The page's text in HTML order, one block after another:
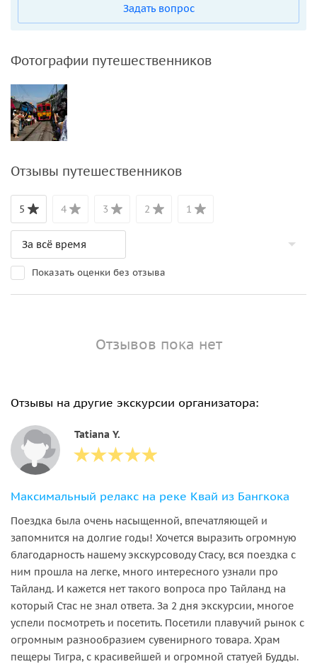
Задать вопрос
Фотографии путешественников
Отзывы путешественников
5 4 3 2 1
Показать оценки без отзыва
Отзывов пока нет
Отзывы на другие экскурсии организатора:
Tatiana Y.
Максимальный релакс на реке Квай из Бангкока
Поездка была очень насыщенной, впечатляющей и
запомнится на долгие годы! Хочется выразить огромную
благодарность нашему экскурсоводу Стасу, вся поездка с
ним прошла на легке, много интересного узнали про
Тайланд. И кажется нет такого вопроса про Тайланд на
который Стас не знал ответа. За 2 дня экскурсии, многое
успели посмотреть и посетить. Посетили плавучий рынок с
огромным разнообразием сувенирного товара. Храм
пещеры Тигра, с красивейшей и огромной статуей Будды.